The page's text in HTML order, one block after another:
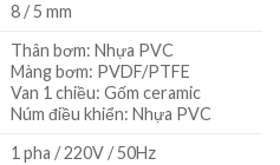
8 / 5 mm
Thân bơm: Nhựa PVC
Màng bơm: PVDF/PTFE
Van 1 chiều: Gốm ceramic
Núm điều khiển: Nhựa PVC
1 pha / 220V / 50Hz